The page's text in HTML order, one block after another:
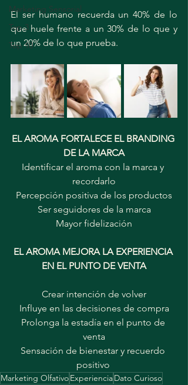
Marketing Sensorial
Top 3
Top 10
El ser humano recuerda un 40% de lo
que huele frente a un 30% de lo que y
un 20% de lo que prueba.
EL AROMA FORTALECE EL BRANDING
DE LA MARCA
Identificar el aroma con la marca y
recordarlo
Percepción positiva de los productos
Ser seguidores de la marca
Mayor fidelización
EL AROMA MEJORA LA EXPERIENCIA
EN EL PUNTO DE VENTA
Crear intención de volver
Influye en las decisiones de compra
Prolonga la estadía en el punto de
venta
Sensación de bienestar y recuerdo
positivo
Marketing OlfativoExperienciaDato Curioso